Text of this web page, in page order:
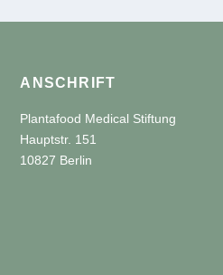
ANSCHRIFT
Plantafood Medical Stiftung
Hauptstr. 151
10827 Berlin